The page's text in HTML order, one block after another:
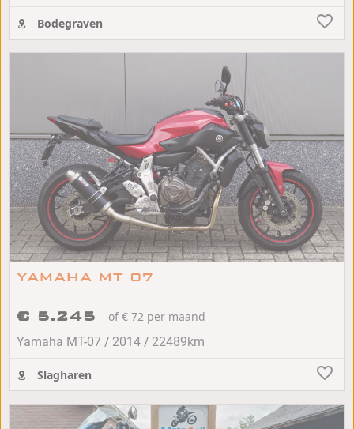
Bodegraven
YAMAHA MT 07
€ 5.245
of € 72 per maand
Yamaha MT-07 / 2014 / 22489km
Slagharen